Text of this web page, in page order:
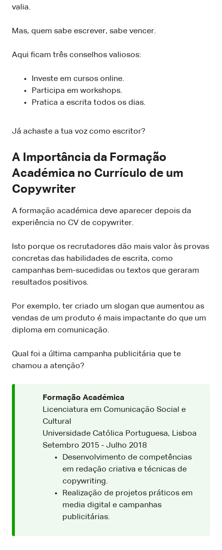
valia.
Mas, quem sabe escrever, sabe vencer.
Aqui ficam três conselhos valiosos:
Investe em cursos online.
Participa em workshops.
Pratica a escrita todos os dias.
Já achaste a tua voz como escritor?
A Importância da Formação
Académica no Currículo de um
Copywriter
A formação académica deve aparecer depois da
experiência no CV de copywriter.
Isto porque os recrutadores dão mais valor às provas
concretas das habilidades de escrita, como
campanhas bem-sucedidas ou textos que geraram
resultados positivos.
Por exemplo, ter criado um slogan que aumentou as
vendas de um produto é mais impactante do que um
diploma em comunicação.
Qual foi a última campanha publicitária que te
chamou a atenção?
Formação Académica
Licenciatura em Comunicação Social e
Cultural
Universidade Católica Portuguesa, Lisboa
Setembro 2015 - Julho 2018
Desenvolvimento de competências
em redação criativa e técnicas de
copywriting.
Realização de projetos práticos em
media digital e campanhas
publicitárias.